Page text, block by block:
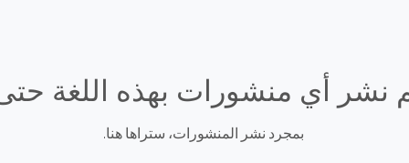
نشر أي منشورات بهذه اللغة
بمجرد نشر المنشورات، ستراها هنا.